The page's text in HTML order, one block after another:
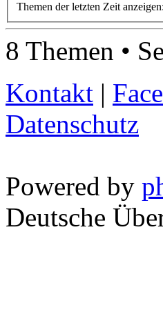
Themen der letzten Zeit anzeigen:
8 Themen •
Kontakt |
Datenschutz
Powered by
Deutsche